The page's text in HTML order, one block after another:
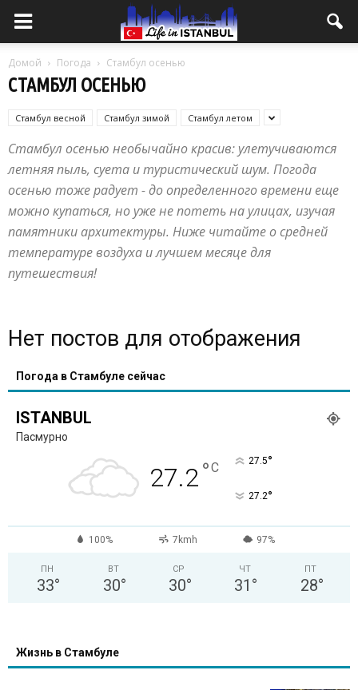
Домой Погода Стамбул осенью
СТАМБУЛ ОСЕНЬЮ
Стамбул весной Стамбул зимой Стамбул летом
Стамбул осенью необычайно красив: улетучиваются
летняя пыль, суета и туристический шум. Погода
осенью тоже радует - до определенного времени еще
можно купаться, но уже не потеть на улицах, изучая
памятники архитектуры. Ниже читайте о средней
температуре воздуха и лучшем месяце для
путешествия!
Нет постов для отображения
Погода в Стамбуле сейчас
ISTANBUL
Пасмурно
27.2°C 27.5°
27.2°
100% 7kmh 97%
ПН
33°
ВТ
30°
СР
30°
ЧТ
31 °
ПТ
28°
Жизнь в Стамбуле